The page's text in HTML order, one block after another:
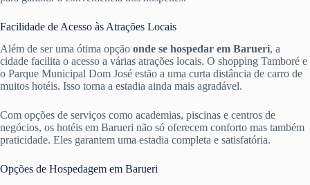
Facilidade de Acesso às Atrações Locais
Além de ser uma ótima opção onde se hospedar em Barueri, a
cidade facilita o acesso a várias atrações locais. O shopping Tamboré e
o Parque Municipal Dom José estão a uma curta distância de carro de
muitos hotéis. Isso torna a estadia ainda mais agradável.
Com opções de serviços como academias, piscinas e centros de
negócios, os hotéis em Barueri não só oferecem conforto mas também
praticidade. Eles garantem uma estadia completa e satisfatória.
Opções de Hospedagem em Barueri